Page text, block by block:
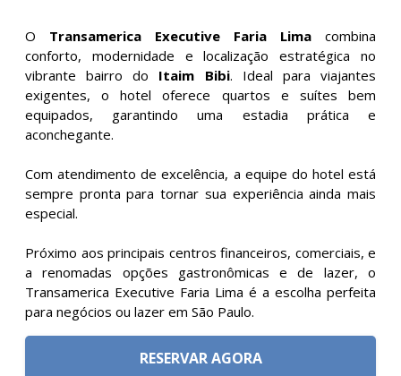
O Transamerica Executive Faria Lima combina
conforto, modernidade e localização estratégica no
vibrante bairro do Itaim Bibi. Ideal para viajantes
exigentes, o hotel oferece quartos e suítes bem
equipados, garantindo uma estadia prática e
aconchegante.
Com atendimento de excelência, a equipe do hotel está
sempre pronta para tornar sua experiência ainda mais
especial.
Próximo aos principais centros financeiros, comerciais, e
a renomadas opções gastronômicas e de lazer, o
Transamerica Executive Faria Lima é a escolha perfeita
para negócios ou lazer em São Paulo.
RESERVAR AGORA